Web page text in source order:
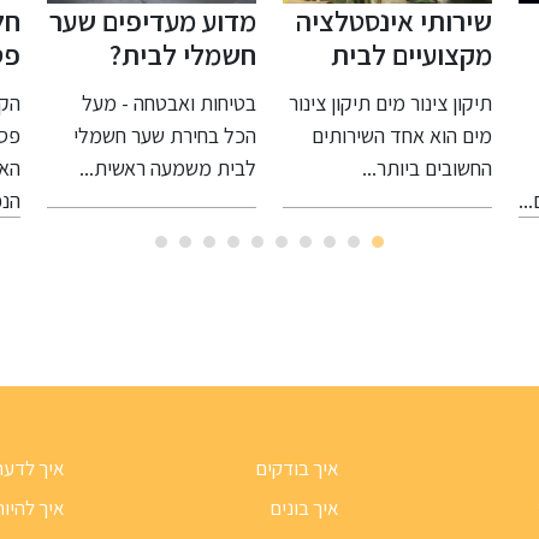
מדוע מעדיפים שער
חשמלי לבית?
בטיחות ואבטחה - מעל
הכל בחירת שער חשמלי
לבית משמעה ראשית...
חלופת אשפוז
פסיכיאטרי
הקדמה: מהי חלופת אשפוז
פסיכיאטרי? במהלך השנים
האחרונות, תחום הבריאות
הנפשית...
איך בודקים
איך בונים
איך
איך